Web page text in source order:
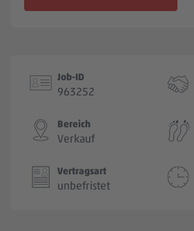
Job-ID
963252
Bereich
Verkauf
Vertragsart
unbefristet